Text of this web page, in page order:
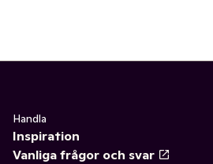
Handla
Inspiration
Vanliga frågor och svar